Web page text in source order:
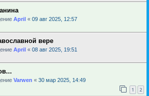
April « 09 авг 2025, 12:57
вере
April « 08 авг 2025, 19:51
Varwen « 30 мар 2025, 14:49
1 2